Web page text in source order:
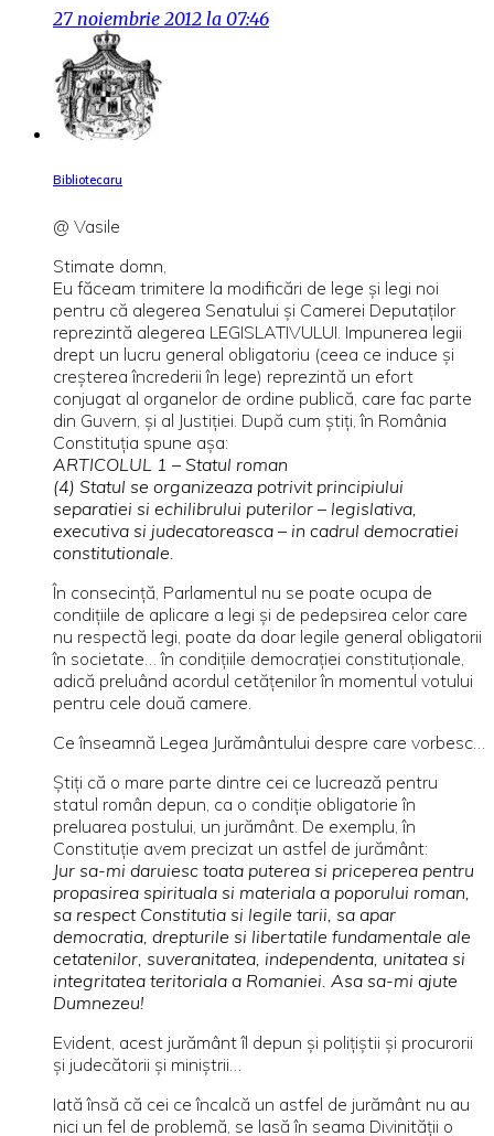
27 noiembrie 2012 la 07:46
Bibliotecaru
@ Vasile
Stimate domn,
Eu făceam trimitere la modificări de lege şi legi noi
pentru că alegerea Senatului şi Camerei Deputaţilor
reprezintă alegerea LEGISLATIVULUI. Impunerea legii
drept un lucru general obligatoriu (ceea ce induce şi
creşterea încrederii în lege) reprezintă un efort
conjugat al organelor de ordine publică, care fac parte
din Guvern, şi al Justiţiei. După cum ştiţi, în România
Constituţia spune aşa:
ARTICOLUL 1 – Statul roman
(4) Statul se organizeaza potrivit principiului
separatiei si echilibrului puterilor – legislativa,
executiva si judecatoreasca – in cadrul democratiei
constitutionale.
În consecinţă, Parlamentul nu se poate ocupa de
condiţiile de aplicare a legi şi de pedepsirea celor care
nu respectă legi, poate da doar legile general obligatorii
în societate… în condiţiile democraţiei constituţionale,
adică preluând acordul cetăţenilor în momentul votului
pentru cele două camere.
Ce înseamnă Legea Jurământului despre care vorbesc…
Ştiţi că o mare parte dintre cei ce lucrează pentru
statul român depun, ca o condiţie obligatorie în
preluarea postului, un jurământ. De exemplu, în
Constituţie avem precizat un astfel de jurământ:
Jur sa-mi daruiesc toata puterea si priceperea pentru
propasirea spirituala si materiala a poporului roman,
sa respect Constitutia si legile tarii, sa apar
democratia, drepturile si libertatile fundamentale ale
cetatenilor, suveranitatea, independenta, unitatea si
integritatea teritoriala a Romaniei. Asa sa-mi ajute
Dumnezeu!
Evident, acest jurământ îl depun şi poliţiştii şi procurorii
şi judecătorii şi miniştrii…
Iată însă că cei ce încalcă un astfel de jurământ nu au
nici un fel de problemă, se lasă în seama Divinităţii o